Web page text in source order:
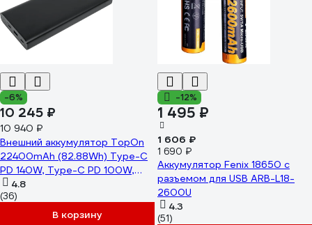
-6%
10 245 ₽
10 940 ₽
Внешний аккумулятор TopOn
22400mAh (82.88Wh) Type-C
PD 140W, Type-C PD 100W,
USB QC3.0 18W, Max 158W
корпус алюминий черный TOP-
4.8
(36)
В корзину
-12%
1 495 ₽
1 606 ₽
1 690 ₽
Аккумулятор Fenix 18650 с
разъемом для USB ARB-L18-
2600U
4.3
(51)